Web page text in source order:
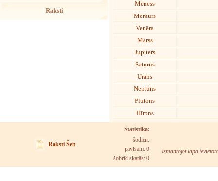
Raksti
Mēness
Merkurs
Venēra
Marss
Jupiters
Saturns
Urāns
Neptūns
Plutons
Hīrons
Raksti Šeit
Statistika:
šodien:
pavisam: 0
šobrīd skatās: 0
Izmantojot lapā